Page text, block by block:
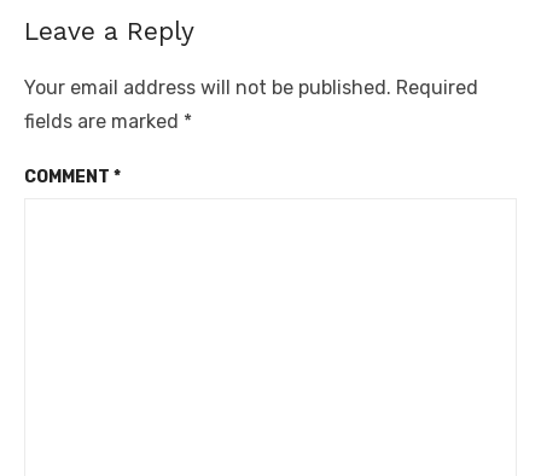
Leave a Reply
Your email address will not be published. Required
fields are marked *
COMMENT *